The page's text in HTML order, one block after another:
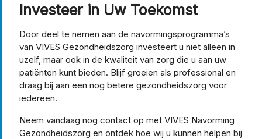
Investeer in Uw Toekomst
Door deel te nemen aan de navormingsprogramma’s
van VIVES Gezondheidszorg investeert u niet alleen in
uzelf, maar ook in de kwaliteit van zorg die u aan uw
patiënten kunt bieden. Blijf groeien als professional en
draag bij aan een nog betere gezondheidszorg voor
iedereen.
Neem vandaag nog contact op met VIVES Navorming
Gezondheidszorg en ontdek hoe wij u kunnen helpen bij